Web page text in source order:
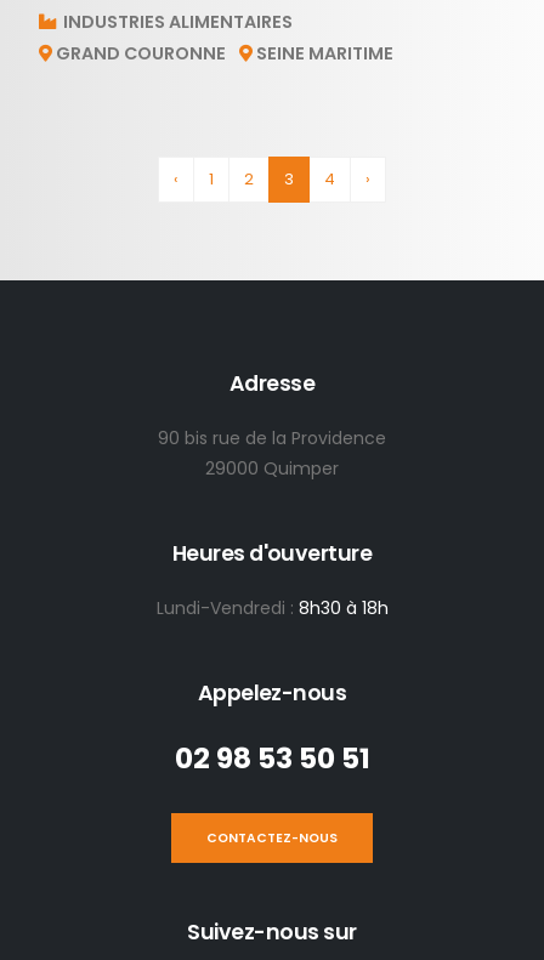
INDUSTRIES ALIMENTAIRES
GRAND COURONNE
SEINE MARITIME
‹ 1 2 3 4 ›
Adresse
90 bis rue de la Providence
29000 Quimper
Heures d'ouverture
Lundi-Vendredi : 8h30 à 18h
Appelez-nous
02 98 53 50 51
CONTACTEZ-NOUS
Suivez-nous sur